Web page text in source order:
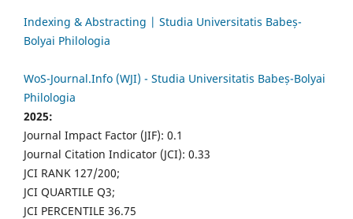
Indexing & Abstracting | Studia Universitatis Babeș-
Bolyai Philologia
WoS-Journal.Info (WJI) - Studia Universitatis Babeș-Bolyai
Philologia
2025:
Journal Impact Factor (JIF): 0.1
Journal Citation Indicator (JCI): 0.33
JCI RANK 127/200;
JCI QUARTILE Q3;
JCI PERCENTILE 36.75